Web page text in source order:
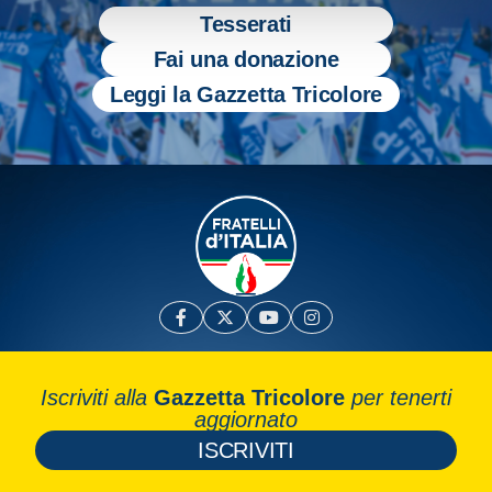
Tesserati
Fai una donazione
Leggi la Gazzetta Tricolore
Iscriviti alla Gazzetta Tricolore per tenerti
aggiornato
ISCRIVITI